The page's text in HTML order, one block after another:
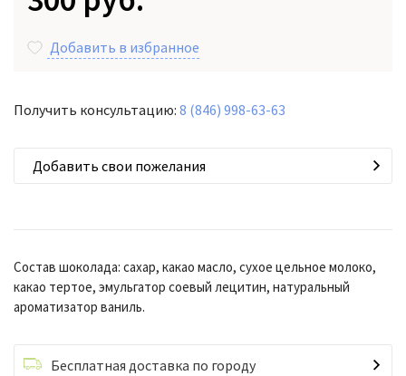
Добавить в избранное
Получить консультацию: 8 (846) 998-63-63
Добавить свои пожелания
Состав шоколада: сахар, какао масло, сухое цельное молоко,
какао тертое, эмульгатор соевый лецитин, натуральный
ароматизатор ваниль.
Бесплатная доставка по городу